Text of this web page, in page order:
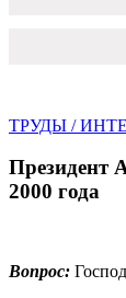
ТРУДЫ /
Президент
2000 года
Вопрос: